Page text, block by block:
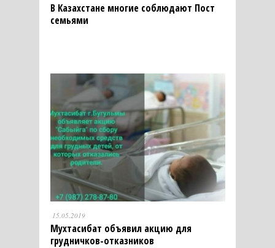
В Казахстане многие соблюдают Пост
семьями
15.05.2019
Мухтасибат объявил акцию для
грудничков-отказников